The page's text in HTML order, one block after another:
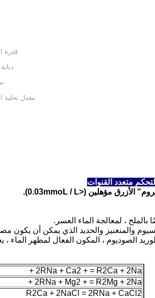
قدرة
معدل تحلية
، لمعالجة الماء العسر.
والمنغنيز والحديد الذي يمكن أن يكون
الصوديوم ، المكون الفعال لمطهر الماء
2RNa + Ca2 + = R2Ca + 2Na +
2RNa + Mg2 + = R2Mg + 2Na +
R2Ca + 2NaCl = 2RNa + CaCl2